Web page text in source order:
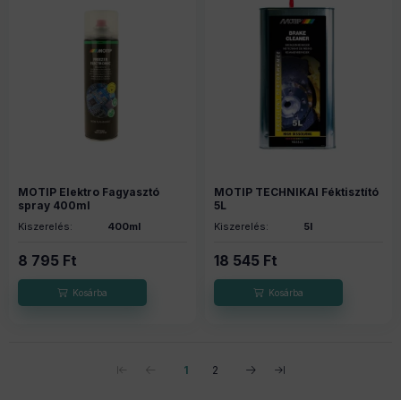
MOTIP Elektro Fagyasztó
spray 400ml
Kiszerelés: 400ml
8 795 Ft
MOTIP TECHNIKAI Féktisztító
5L
Kiszerelés: 5l
18 545 Ft
1 2